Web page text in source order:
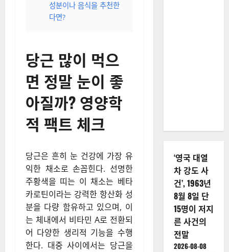
성분이나 음식을 추천한
다면?
당근 많이 먹으
면 정말 눈이 좋
아질까? 영양학
적 팩트 체크
당근은 흔히 눈 건강에 가장 유
익한 채소로 손꼽힌다. 선명한
주황색을 띠는 이 채소는 베타
카로틴이라는 강력한 항산화 성
분을 다량 함유하고 있으며, 이
는 체내에서 비타민 A로 전환되
어 다양한 생리적 기능을 수행
한다. 대중 사이에서는 당근을
‘영국 대열
차 강도 사
건’, 1963년
8월 8일 단
15명이 저지
른 사건의
전말
2026-08-08